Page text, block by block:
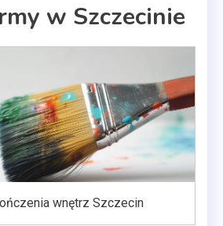
w Szczecinie
wnętrz Szczecin